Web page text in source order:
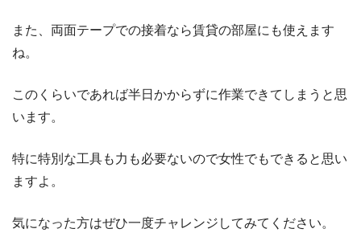
また、両面テープでの接着なら賃貸の部屋にも使えます
ね。
このくらいであれば半日かからずに作業できてしまうと思
います。
特に特別な工具も力も必要ないので女性でもできると思い
ますよ。
気になった方はぜひ一度チャレンジしてみてください。